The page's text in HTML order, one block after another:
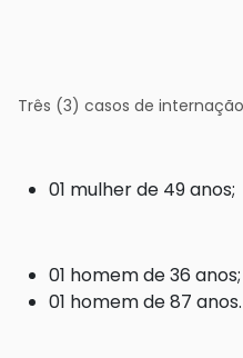
Três (3) casos de
01 mulher de 49 anos;
01 homem de 36 anos;
01 homem de 87 anos.